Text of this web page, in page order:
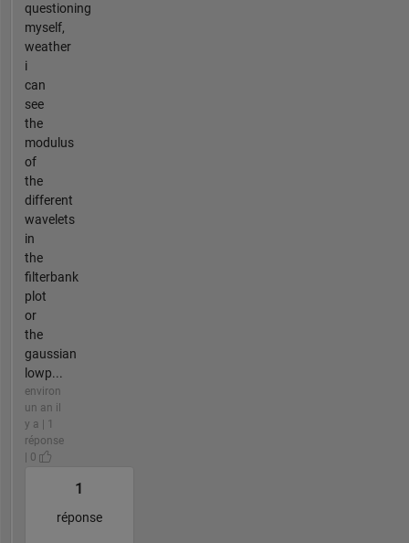
questioning
myself,
weather
i
can
see
the
modulus
of
the
different
wavelets
in
the
filterbank
plot
or
the
gaussian
lowp...
environ
un an il
y a | 1
réponse
| 0
1
réponse